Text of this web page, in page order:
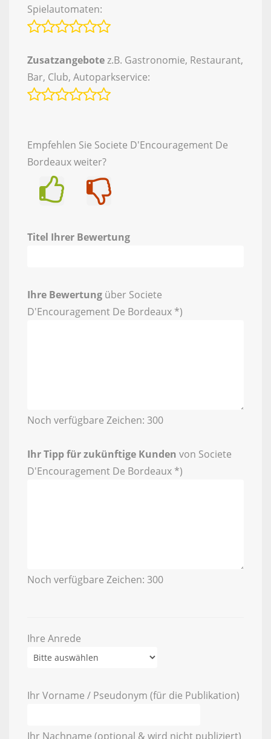
Spielautomaten:
Zusatzangebotez.B. Gastronomie, Restaurant,
Bar, Club, Autoparkservice:
Empfehlen Sie Societe D'Encouragement De
Bordeaux weiter?
Titel Ihrer Bewertung
Ihre Bewertung über Societe
D'Encouragement De Bordeaux *)
Noch verfügbare Zeichen: 300
Ihr Tipp für zukünftige Kunden von Societe
D'Encouragement De Bordeaux *)
Noch verfügbare Zeichen: 300
Ihre Anrede
Ihr Vorname / Pseudonym (für die Publikation)
Ihr Nachname (optional & wird nicht publiziert)